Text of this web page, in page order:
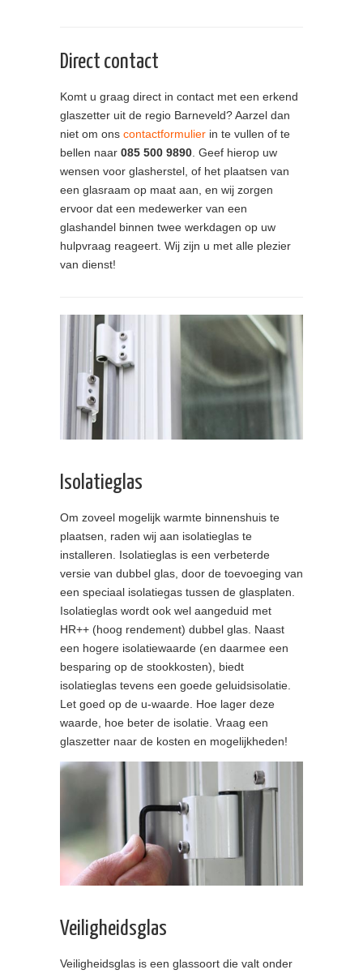
Direct contact
Komt u graag direct in contact met een erkend
glaszetter uit de regio Barneveld? Aarzel dan
niet om ons contactformulier in te vullen of te
bellen naar 085 500 9890. Geef hierop uw
wensen voor glasherstel, of het plaatsen van
een glasraam op maat aan, en wij zorgen
ervoor dat een medewerker van een
glashandel binnen twee werkdagen op uw
hulpvraag reageert. Wij zijn u met alle plezier
van dienst!
Isolatieglas
Om zoveel mogelijk warmte binnenshuis te
plaatsen, raden wij aan isolatieglas te
installeren. Isolatieglas is een verbeterde
versie van dubbel glas, door de toevoeging van
een speciaal isolatiegas tussen de glasplaten.
Isolatieglas wordt ook wel aangeduid met
HR++ (hoog rendement) dubbel glas. Naast
een hogere isolatiewaarde (en daarmee een
besparing op de stookkosten), biedt
isolatieglas tevens een goede geluidsisolatie.
Let goed op de u-waarde. Hoe lager deze
waarde, hoe beter de isolatie. Vraag een
glaszetter naar de kosten en mogelijkheden!
Veiligheidsglas
Veiligheidsglas is een glassoort die valt onder